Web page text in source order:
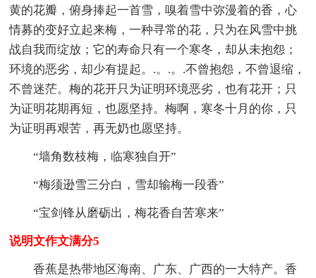
黄的花瓣，俯身捧起一首雪，嗅着雪中弥漫着的香，心
情募的变好立起来梅，一种寻常的花，只为在风雪中挑
战自我而绽放；它的寿命只有一个寒冬，却从未抱怨；
环境的恶劣，却少有提起。.。.。.不曾抱怨，不曾退缩，
不曾迷茫。梅的花开只为证明环境恶劣，也有花开；只
为证明花期再短，也愿坚持。梅啊，寒冬十月的你，只
为证明再艰苦，再无奶也愿坚持。
“墙角数枝梅，临寒独自开”
“梅须逊雪三分白，雪却输梅一段香”
“宝剑锋从磨砺出，梅花香自苦寒来”
说明文作文满分5
香蕉是热带地区海南、广东、广西的一大特产。香